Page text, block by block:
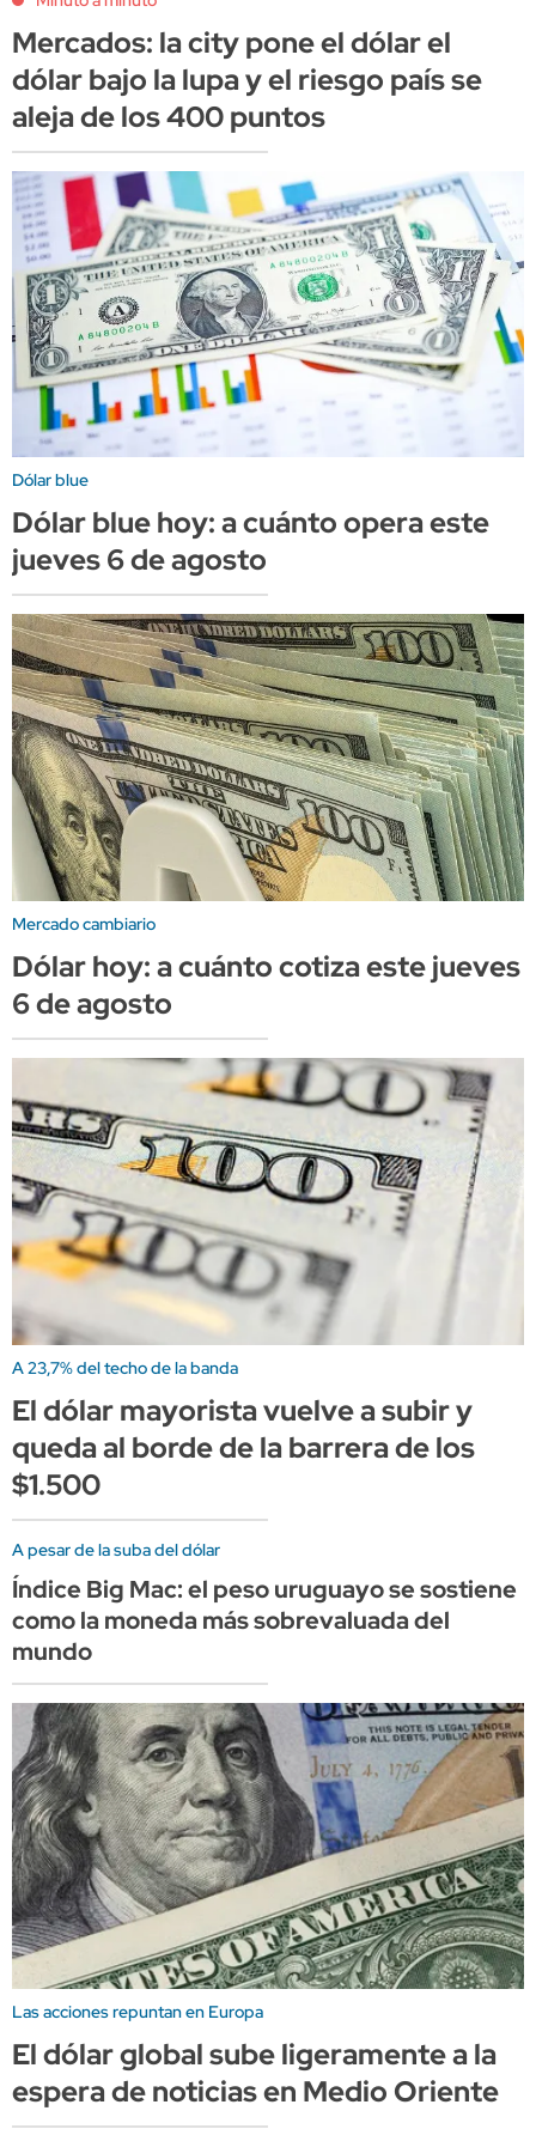
Mercados: la city pone el dólar el
dólar bajo la lupa y el riesgo país se
aleja de los 400 puntos
Dólar blue
Dólar blue hoy: a cuánto opera este
jueves 6 de agosto
Mercado cambiario
Dólar hoy: a cuánto cotiza este jueves
6 de agosto
A 23,7% del techo de la banda
El dólar mayorista vuelve a subir y
queda al borde de la barrera de los
$1.500
A pesar de la suba del dólar
Índice Big Mac: el peso uruguayo se sostiene
como la moneda más sobrevaluada del
mundo
Las acciones repuntan en Europa
El dólar global sube ligeramente a la
espera de noticias en Medio Oriente